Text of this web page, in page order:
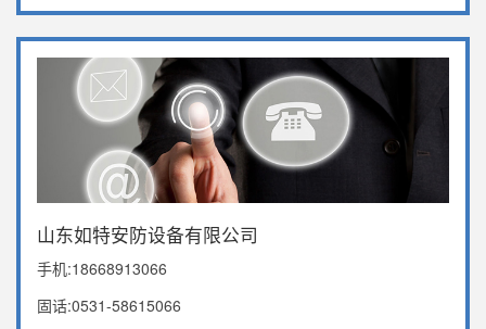
山东如特安防设备有限公司
手机:18668913066
固话:0531-58615066